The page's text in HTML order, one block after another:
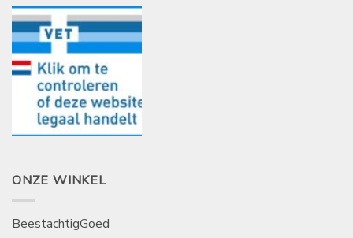
ONZE WINKEL
BeestachtigGoed